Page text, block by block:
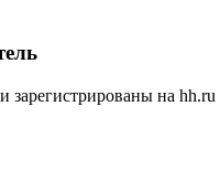
зарегистрированы на hh.ru